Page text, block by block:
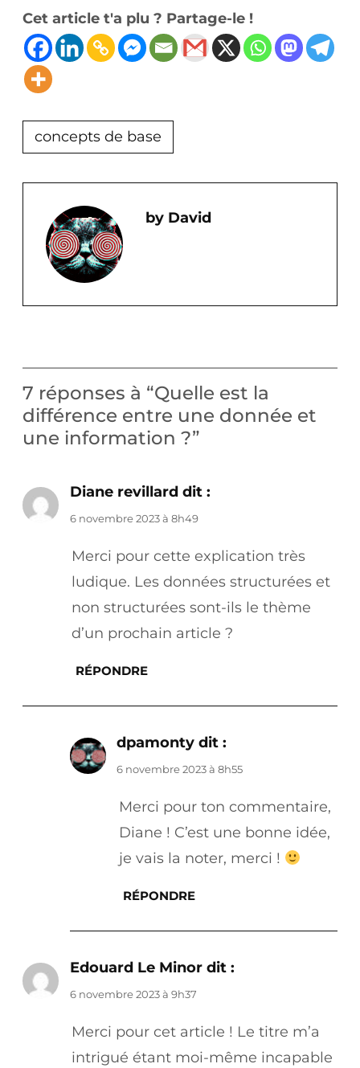
Cet article t'a plu ? Partage-le !
concepts de base
David
7 réponses à “Quelle est la
différence entre une donnée et
une information ?”
Diane revillard dit :
6 novembre 2023 à 8h49
Merci pour cette explication très
ludique. Les données structurées et
non structurées sont-ils le thème
d’un prochain article ?
RÉPONDRE
dpamonty dit :
6 novembre 2023 à 8h55
Merci pour ton commentaire,
Diane ! C’est une bonne idée,
je vais la noter, merci !
RÉPONDRE
Edouard Le Minor dit :
6 novembre 2023 à 9h37
Merci pour cet article ! Le titre m’a
intrigué étant moi-même incapable